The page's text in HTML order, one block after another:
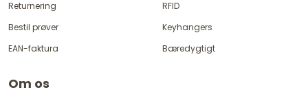
Returnering
Bestil prøver
EAN-faktura
RFID
Keyhangers
Bæredygtigt
Om os